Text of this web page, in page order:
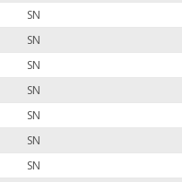
SN
SN
SN
SN
SN
SN
SN